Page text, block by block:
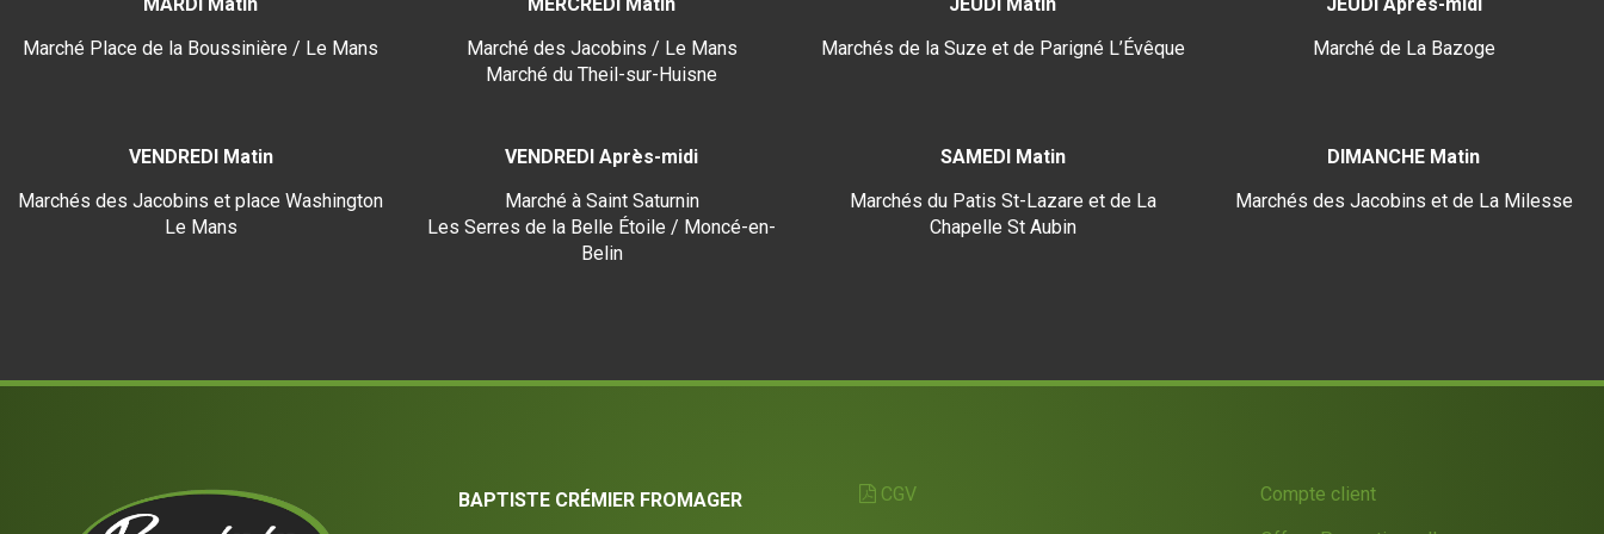
Marché Place de la Boussinière / Le Mans
Marché des Jacobins / Le Mans
Marché du Theil-sur-Huisne
Marchés de la Suze et de Parigné L’Évêque
Marché de La Bazoge
VENDREDI Matin
Marchés des Jacobins et place Washington
Le Mans
VENDREDI Après-midi
Marché à Saint Saturnin
Les Serres de la Belle Étoile / Moncé-en-
Belin
SAMEDI Matin
Marchés du Patis St-Lazare et de La
Chapelle St Aubin
DIMANCHE Matin
Marchés des Jacobins et de La Milesse
BAPTISTE CRÉMIER FROMAGER
CGV
Compte client